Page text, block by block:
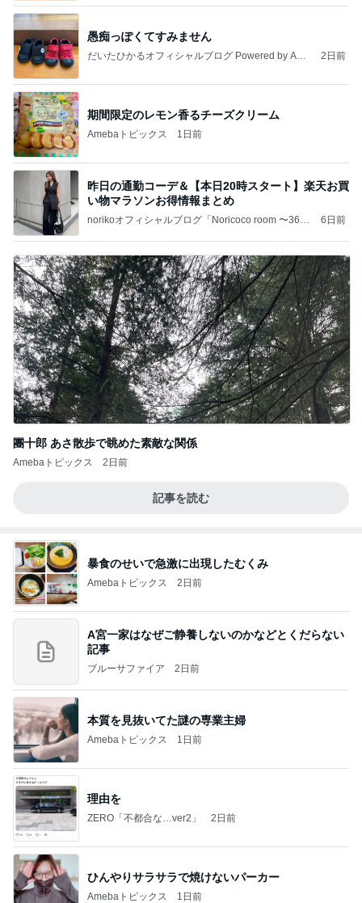
愚痴っぽくてすみません
だいたひかるオフィシャルブログ Powered by Ame
2日前
期間限定のレモン香るチーズクリーム
Amebaトピックス 1日前
昨日の通勤コーデ＆【本日20時スタート】楽天お買
い物マラソンお得情報まとめ
norikoオフィシャルブログ「Noricoco room 〜365
6日前
團十郎 あさ散歩で眺めた素敵な関係
Amebaトピックス 2日前
記事を読む
暴食のせいで急激に出現したむくみ
Amebaトピックス 2日前
A宮一家はなぜご静養しないのかなどとくだらない
記事
ブルーサファイア 2日前
本質を見抜いてた謎の専業主婦
Amebaトピックス 1日前
理由を
ZERO「不都合な…ver2」 2日前
ひんやりサラサラで焼けないパーカー
Amebaトピックス 1日前